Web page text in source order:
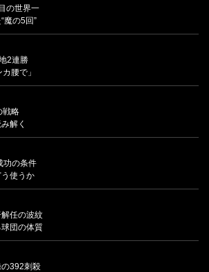
の世界一
魔の5回”
2連勝
腰で」
戦略
解く
功の条件
う使うか
任の波紋
球団の体質
392刺殺